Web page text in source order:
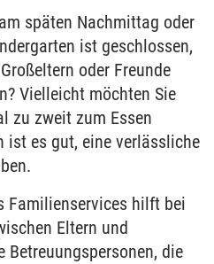
späten Nachmittag oder
ist geschlossen,
oder Freunde
Vielleicht möchten Sie
zu zweit zum Essen
ist es gut, eine verlässliche
Familienservices hilft bei
Eltern und
Betreuungspersonen, die